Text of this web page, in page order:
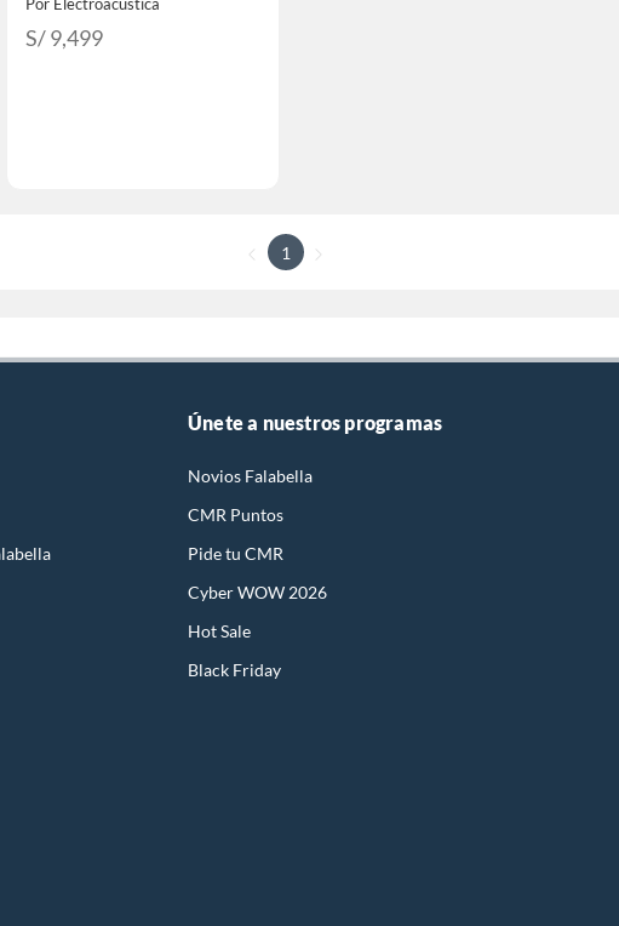
S/ 9,499
1
Únete a nuestros programas
Novios Falabella
CMR Puntos
Pide tu CMR
Cyber WOW 2026
Hot Sale
Black Friday